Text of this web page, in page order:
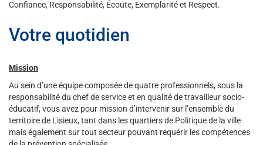
Confiance, Responsabilité, Écoute, Exemplarité et Respect.
Votre quotidien
Mission
Au sein d’une équipe composée de quatre professionnels, sous la
responsabilité du chef de service et en qualité de travailleur socio-
éducatif, vous avez pour mission d’intervenir sur l’ensemble du
territoire de Lisieux, tant dans les quartiers de Politique de la ville
mais également sur tout secteur pouvant requérir les compétences